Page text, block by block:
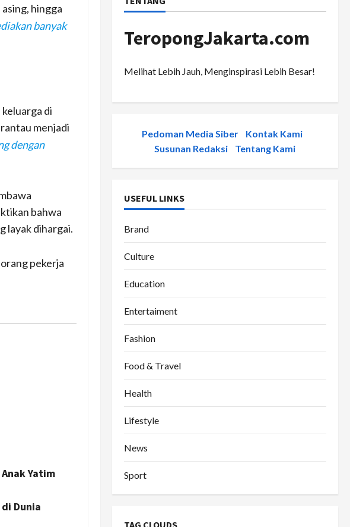
hingga
banyak
di
menjadi
dengan
bahwa
layak dihargai.
pekerja
Yatim
Dunia
TeropongJakarta.com
Melihat Lebih Jauh, Menginspirasi Lebih Besar!
Pedoman Media Siber Kontak Kami
Susunan Redaksi
Tentang Kami
USEFUL LINKS
Brand
Culture
Education
Entertaiment
Fashion
Food & Travel
Health
Lifestyle
News
Sport